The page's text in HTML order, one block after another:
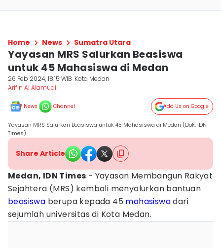
Home News Sumatra Utara
Yayasan MRS Salurkan Beasiswa
untuk 45 Mahasiswa di Medan
26 Feb 2024, 18:15 WIB Kota Medan
Arifin Al Alamudi
News Channel Add Us on Google
Yayasan MRS Salurkan Beasiswa untuk 45 Mahasiswa di Medan (Dok. IDN
Times)
Share Article
Medan, IDN Times - Yayasan Membangun Rakyat
Sejahtera (MRS) kembali menyalurkan bantuan
beasiswa berupa kepada 45 mahasiswadari
sejumlah universitas di Kota Medan.